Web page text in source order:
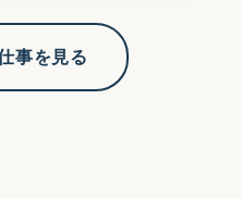
事を見る